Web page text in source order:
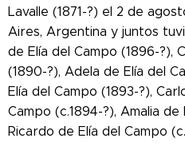
Lavalle (1871-?) el 2 de
Aires, Argentina y juntos
de Elía del Campo (1896-?),
(1890-?), Adela de Elía del
Elía del Campo (1893-?),
Campo (c.1894-?), Amalia
Ricardo de Elía del Campo